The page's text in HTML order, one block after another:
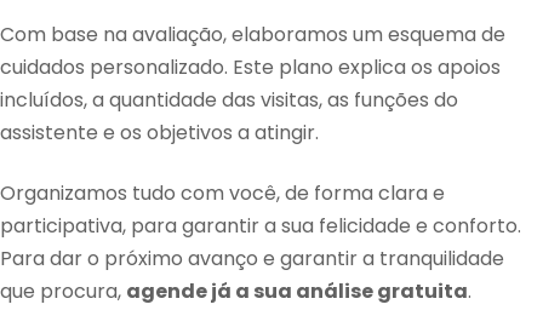
Com base na avaliação, elaboramos um esquema de
cuidados personalizado. Este plano explica os apoios
incluídos, a quantidade das visitas, as funções do
assistente e os objetivos a atingir.
Organizamos tudo com você, de forma clara e
participativa, para garantir a sua felicidade e conforto.
Para dar o próximo avanço e garantir a tranquilidade
que procura, agende já a sua análise gratuita.